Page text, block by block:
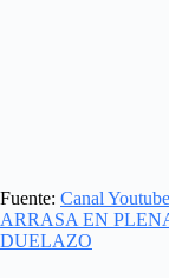
Fuente: Canal
ARRASA EN
DUELAZO